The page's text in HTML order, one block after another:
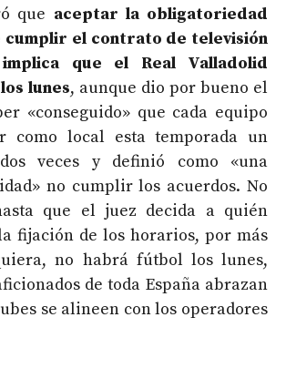
que aceptar la obligatoriedad
cumplir el contrato de televisión
que el Real Valladolid
lunes, aunque dio por bueno el
«conseguido» que cada equipo
como local esta temporada un
veces y definió como «una
no cumplir los acuerdos. No
que el juez decida a quién
fijación de los horarios, por más
no habrá fútbol los lunes,
de toda España abrazan
se alineen con los operadores